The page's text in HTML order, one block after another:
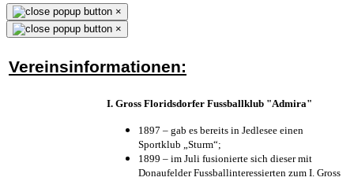
×
×
Vereinsinformationen:
I. Gross Floridsdorfer Fussballklub "Admira"
1897 – gab es bereits in Jedlesee einen
Sportklub „Sturm“;
1899 – im Juli fusionierte sich dieser mit
Donaufelder Fussballinteressierten zum I. Gross